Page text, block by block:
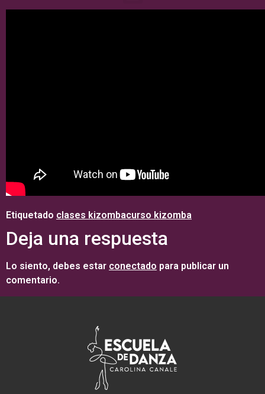
Etiquetado clases kizombacurso kizomba
Deja una respuesta
Lo siento, debes estar conectado para publicar un
comentario.